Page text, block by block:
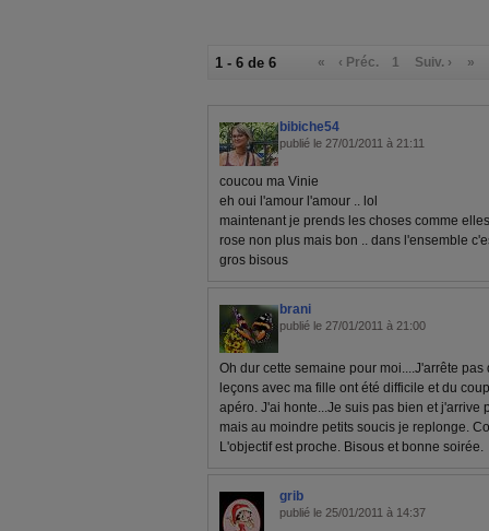
1 - 6 de 6 « ‹ Préc. 1 Suiv. › »
bibiche54
publié le 27/01/2011 à 21:11
coucou ma Vinie
eh oui l'amour l'amour .. lol
maintenant je prends les choses comme
rose non plus mais bon .. dans l'ensemble
gros bisous
brani
publié le 27/01/2011 à 21:00
Oh dur cette semaine pour moi....J'arrête
leçons avec ma fille ont été difficile et du
apéro. J'ai honte...Je suis pas bien et j'arrive
mais au moindre petits soucis je replonge.
L'objectif est proche. Bisous et bonne soirée.
grib
publié le 25/01/2011 à 14:37